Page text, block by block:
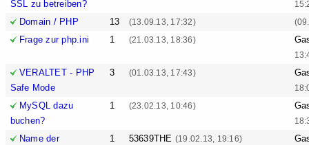
SSL zu betreiben?
Domain / PHP 13 (13.09.13, 17:32)
Frage zur php.ini 1 (21.03.13, 18:36)
VERALTET - PHP
Safe Mode
3 (01.03.13, 17:43)
MySQL dazu
buchen?
1 (23.02.13, 10:46)
Name der
1 53639THE (19.02.13, 19:16)